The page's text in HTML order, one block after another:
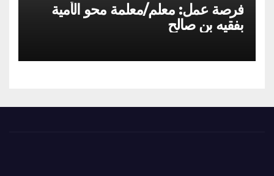
فرصة عمل: معلم/معلمة محو الأمية
بفقيه بن صالح